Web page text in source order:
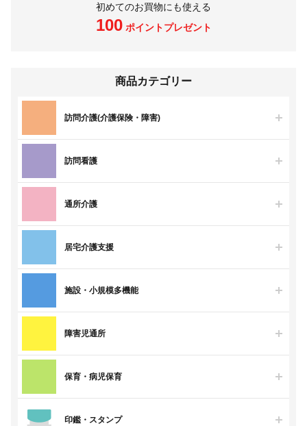
初めてのお買物にも使える
100ポイントプレゼント
商品カテゴリー
訪問介護(介護保険・障害)
訪問看護
通所介護
居宅介護支援
施設・小規模多機能
障害児通所
保育・病児保育
印鑑・スタンプ